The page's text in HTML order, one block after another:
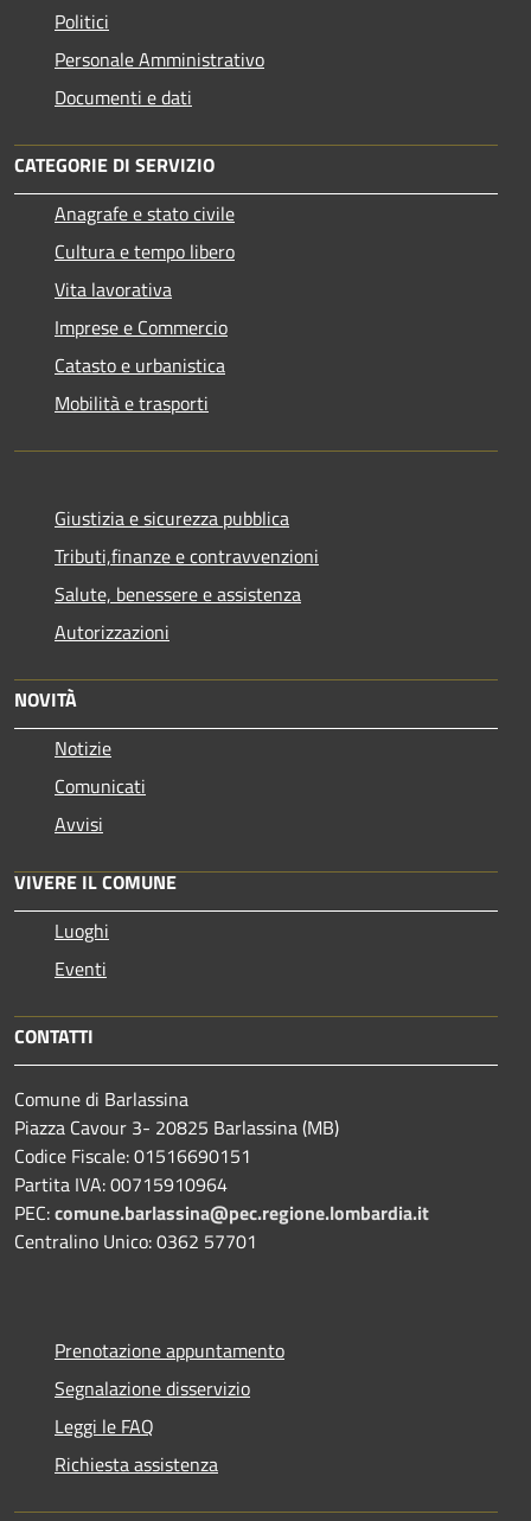
Politici
Personale Amministrativo
Documenti e dati
CATEGORIE DI SERVIZIO
Anagrafe e stato civile
Cultura e tempo libero
Vita lavorativa
Imprese e Commercio
Catasto e urbanistica
Mobilità e trasporti
Giustizia e sicurezza pubblica
Tributi,finanze e contravvenzioni
Salute, benessere e assistenza
Autorizzazioni
NOVITÀ
Notizie
Comunicati
Avvisi
VIVERE IL COMUNE
Luoghi
Eventi
CONTATTI
Comune di Barlassina
Piazza Cavour 3- 20825 Barlassina (MB)
Codice Fiscale: 01516690151
Partita IVA: 00715910964
PEC:comune.barlassina@pec.regione.lombardia.it
Centralino Unico: 0362 57701
Prenotazione appuntamento
Segnalazione disservizio
Leggi le FAQ
Richiesta assistenza